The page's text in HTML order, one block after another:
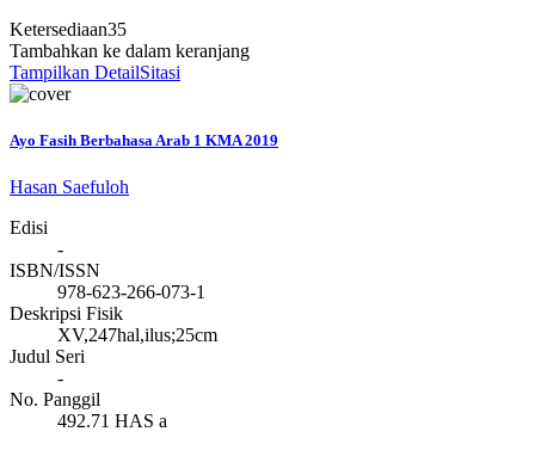
Ketersediaan35
Tambahkan ke dalam keranjang
Tampilkan DetailSitasi
Ayo Fasih Berbahasa Arab 1 KMA 2019
Hasan Saefuloh
Edisi
-
ISBN/ISSN
978-623-266-073-1
Deskripsi Fisik
XV,247hal,ilus;25cm
Judul Seri
-
No. Panggil
492.71 HAS a